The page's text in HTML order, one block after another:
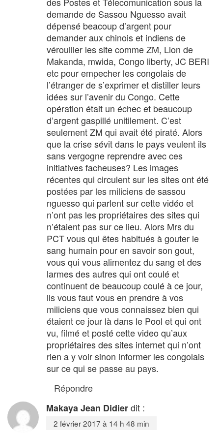
demande de Sassou Nguesso avait
dépensé beacoup d’argent pour
demander aux chinois et indiens de
vérouiller les site comme ZM, Lion de
Makanda, mwida, Congo liberty, JC BERI
etc pour empecher les congolais de
l’étranger de s’exprimer et distiller leurs
idées sur l’avenir du Congo. Cette
opération était un échec et beaucoup
d’argent gaspillé unitilement. C’est
seulement ZM qui avait été piraté. Alors
que la crise sévit dans le pays veulent ils
sans vergogne reprendre avec ces
initiatives facheuses? Les images
récentes qui circulent sur les sites ont été
postées par les miliciens de sassou
nguesso qui parlent sur cette vidéo et
n’ont pas les propriétaires des sites qui
n’étaient pas sur ce lieu. Alors Mrs du
PCT vous qui êtes habitués à gouter le
sang humain pour en savoir son gout,
vous qui vous alimentez du sang et des
larmes des autres qui ont coulé et
continuent de beaucoup coulé à ce jour,
ils vous faut vous en prendre à vos
miliciens que vous connaissez bien qui
étaient ce jour là dans le Pool et qui ont
vu, filmé et posté cette video qu’aux
propriétaires des sites internet qui n’ont
rien a y voir sinon informer les congolais
sur ce qui se passe au pays.
Répondre
Makaya Jean Didierdit :
2 février 2017 à 14 h 48 min